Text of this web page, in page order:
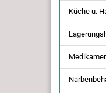
Küche u.